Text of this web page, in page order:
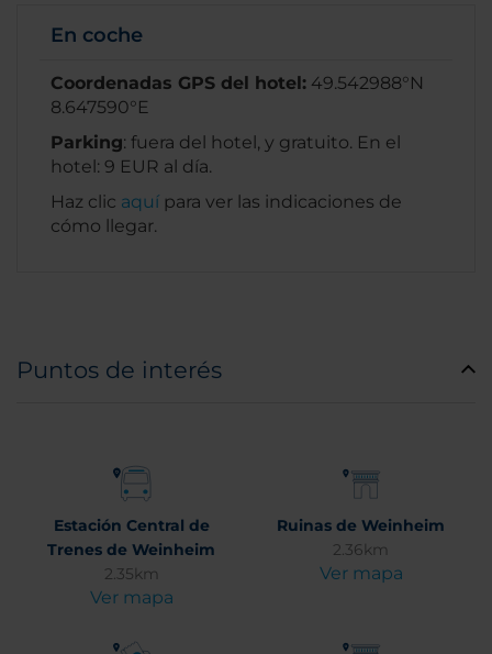
En coche
Coordenadas GPS del hotel: 49.542988°N
8.647590°E
Parking: fuera del hotel, y gratuito. En el
hotel: 9 EUR al día.
Haz clic aquí para ver las indicaciones de
cómo llegar.
Puntos de interés
Estación Central de
Trenes de Weinheim
2.35km
Ver mapa
Ruinas de Weinheim
2.36km
Ver mapa